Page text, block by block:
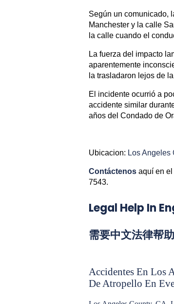
Según un comunicado,
Manchester y la calle
la calle cuando el
La fuerza del impacto
aparentemente
la trasladaron lejos de
El incidente ocurrió a
accidente similar
años del Condado de
Ubicacion: Los Angeles
Contáctenos aquí en
7543.
Legal Help In
需要中文法律帮
Accidentes En Los
De Atropello En